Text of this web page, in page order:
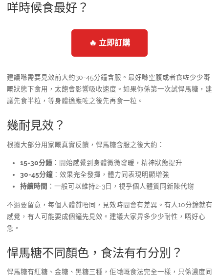
咩時候食最好？
🔥 立即訂購
建議喺需要見效前大約30-45分鐘含服。最好喺空腹或者食咗少少嘢
嘅狀態下食用，太飽會影響吸收速度。如果你係第一次試悍馬糖，建
議先食半粒，等身體適應咗之後先再食一粒。
幾耐見效？
根據大部分用家嘅真實反饋，悍馬糖含服之後大約：
15-30分鐘：開始感覺到身體微微發暖，精神狀態提升
30-45分鐘：效果完全發揮，體力同表現明顯增強
持續時間 ：一般可以維持2-3日，視乎個人體質同新陳代謝
不過要留意，每個人體質唔同，見效時間會有差異。有人10分鐘就有
感覺，有人可能要成個鐘先見效。建議大家畀多少少耐性，唔好心
急。
悍馬糖不同顏色，食法有冇分別？
悍馬糖有紅糖、金糖、黑糖三種，佢哋嘅食法完全一樣，只係濃度同